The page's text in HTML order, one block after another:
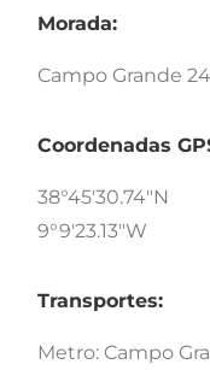
Morada:
Campo Grande
Coordenadas
38°45'30.74"N
9°9'23.13"W
Transportes:
Metro: Campo